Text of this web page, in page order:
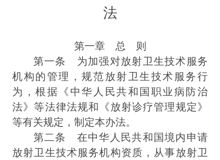
法
第一章 总 则
第一条
为加强对放射卫生技术服务
机构的管理，规范放射卫生技术服务行
为，根据 《中华人民共和国职业病防治
法》 等法律法规和《放射诊疗管理规定》
等有关规定，制定本办法。
第二条
在中华人民共和国境内申请
放射卫生技术服务机构资质，从事放射卫